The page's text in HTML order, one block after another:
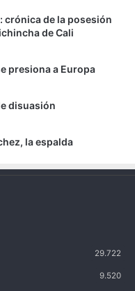
crónica de la posesión
de Cali
presiona a Europa
disuasión
la espalda
29.722
9.520